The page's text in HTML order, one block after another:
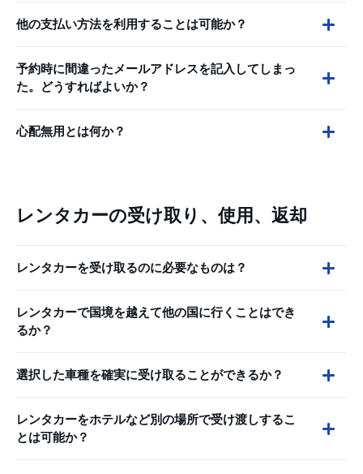
他の支払い方法を利用することは可能か？
予約時に間違ったメールアドレスを記入してしまっ
た。どうすればよいか？
心配無用とは何か？
レンタカーの受け取り、使用、返却
レンタカーを受け取るのに必要なものは？
レンタカーで国境を越えて他の国に行くことはでき
るか？
選択した車種を確実に受け取ることができるか？
レンタカーをホテルなど別の場所で受け渡しするこ
とは可能か？